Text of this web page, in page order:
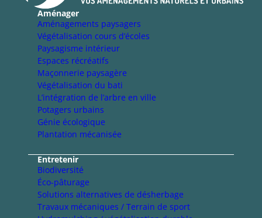
Aménager
Aménagements paysagers
Végétalisation cours d’écoles
Paysagisme intérieur
Espaces récréatifs
Maçonnerie paysagère
Végétalisation du bati
L’intégration de l’arbre en ville
Potagers urbains
Génie écologique
Plantation mécanisée
Entretenir
Biodiversité
Éco-pâturage
Solutions alternatives de désherbage
Travaux mécaniques / Terrain de sport